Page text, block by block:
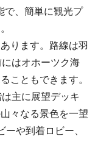
で、簡単に観光プ
ります。路線は羽
はオホーツク海
こともできます。
主に展望デッキ
々なる景色を一望
や到着ロビー、